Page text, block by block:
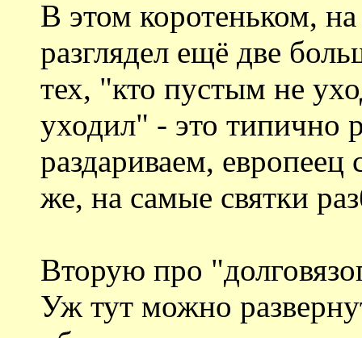
В этом коротеньком,
разглядел ещё две
тех, "кто пустым не
уходил" - это типично
раздариваем, европеец
же, на самые святки
Вторую про
Уж тут можно